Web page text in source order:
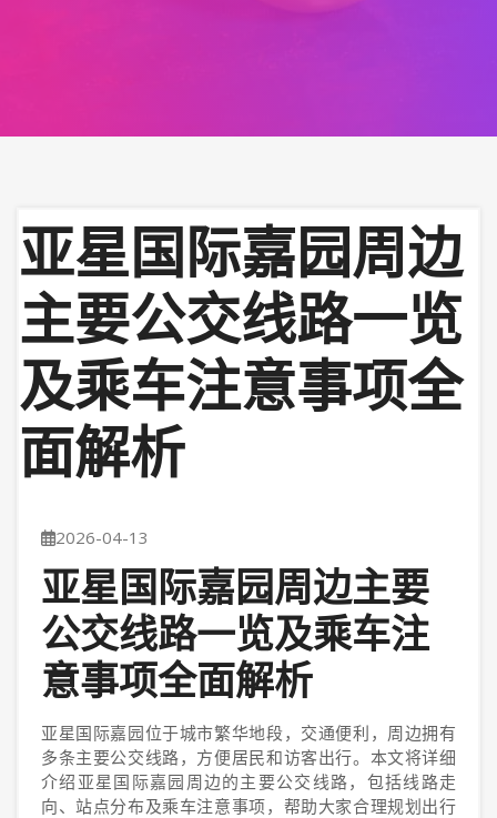
亚星国际嘉园周边
主要公交线路一览
及乘车注意事项全
面解析
2026-04-13
亚星国际嘉园周边主要
公交线路一览及乘车注
意事项全面解析
亚星国际嘉园位于城市繁华地段，交通便利，周边拥有
多条主要公交线路，方便居民和访客出行。本文将详细
介绍亚星国际嘉园周边的主要公交线路，包括线路走
向、站点分布及乘车注意事项，帮助大家合理规划出行